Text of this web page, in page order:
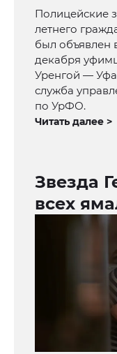
Полицейские
летнего
был объявлен
декабря
Уренгой —
служба
по УрФО.
Читать далее >
Звезда
всех